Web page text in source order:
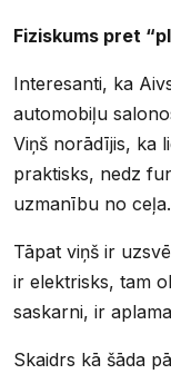
Fiziskums pret
Interesanti, ka
automobiļu
Viņš norādījis, ka
praktisks, nedz
uzmanību no ceļa.
Tāpat viņš ir
ir elektrisks, tam
saskarni, ir
Skaidrs kā šāda